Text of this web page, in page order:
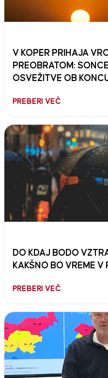
V KOPER PRIHAJA
PREOBRATOM:
OSVEŽITVE OB
PREBERI VEČ
DO KDAJ BODO
KAKŠNO BO VREME V
PREBERI VEČ